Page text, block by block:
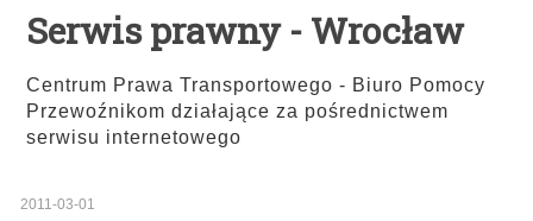
Serwis prawny - Wrocław
Centrum Prawa Transportowego - Biuro Pomocy
Przewoźnikom działające za pośrednictwem
serwisu internetowego
2011-03-01